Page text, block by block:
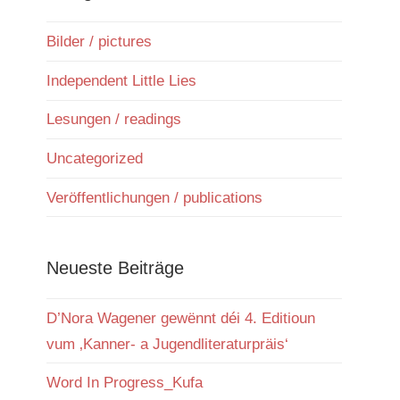
Bilder / pictures
Independent Little Lies
Lesungen / readings
Uncategorized
Veröffentlichungen / publications
Neueste Beiträge
D’Nora Wagener gewënnt déi 4. Editioun
vum ‚Kanner- a Jugendliteraturpräis‘
Word In Progress_Kufa